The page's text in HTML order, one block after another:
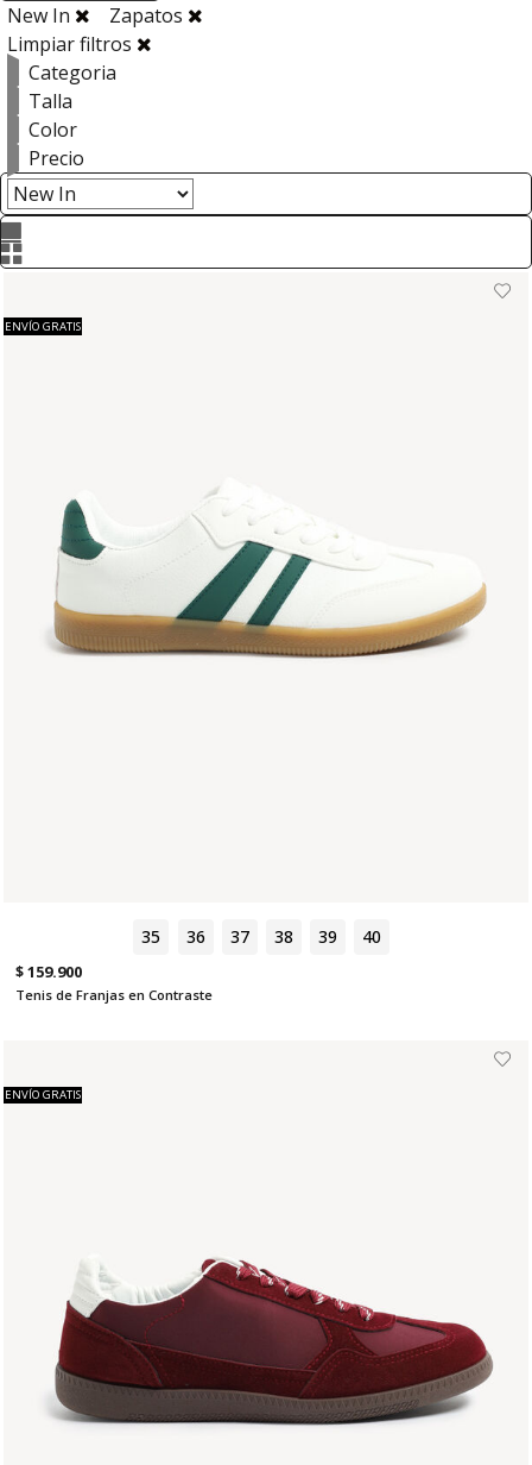
New In
Zapatos
Limpiar filtros
Categoria
Talla
Color
Precio
35 36 37 38 39 40
ENVÍO GRATIS
$ 159.900
Tenis de Franjas en Contraste
ENVÍO GRATIS